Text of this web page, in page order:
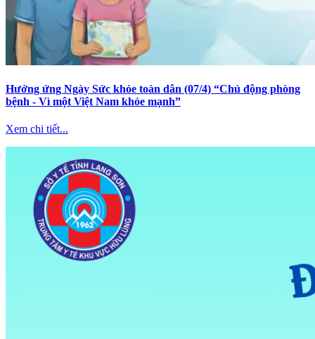
Hưởng ứng Ngày Sức khỏe toàn dân (07/4) “Chủ động phòng
bệnh - Vì một Việt Nam khỏe mạnh”
Xem chi tiết...